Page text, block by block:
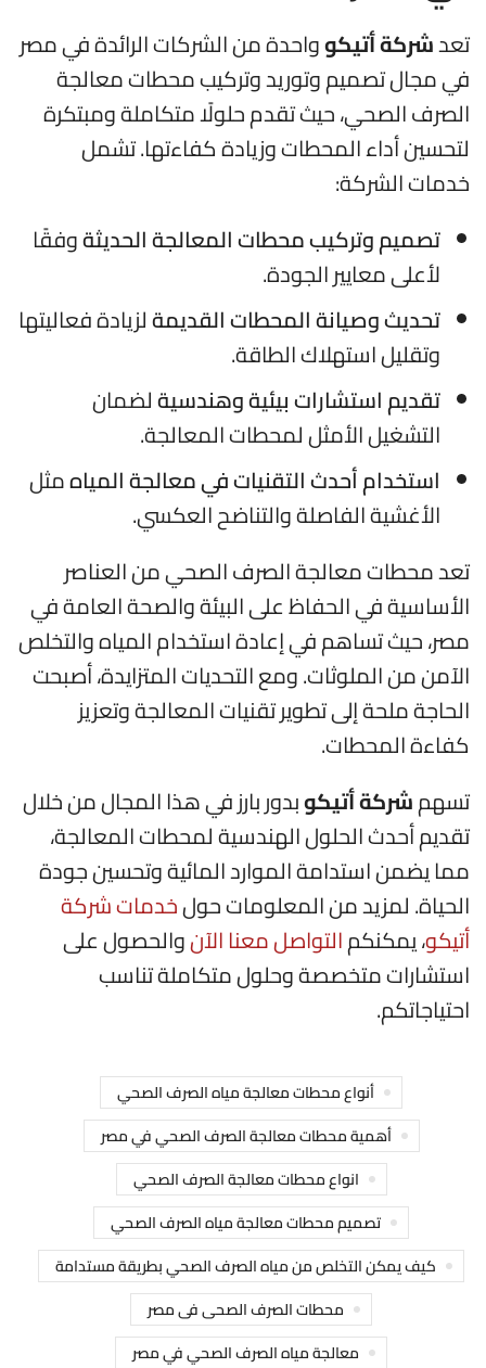
تعدشركة أتيكوواحدة من الشركات الرائدة في مصر
في مجال تصميم وتوريد وتركيب محطات معالجة
الصرف الصحي، حيث تقدم حلولًا متكاملة ومبتكرة
لتحسين أداء المحطات وزيادة كفاءتها. تشمل
خدمات الشركة:
تصميم وتركيب محطات المعالجة الحديثةوفقًا
لأعلى معايير الجودة.
تحديث وصيانة المحطات القديمةلزيادة فعاليتها
وتقليل استهلاك الطاقة.
تقديم استشارات بيئية وهندسيةلضمان
التشغيل الأمثل لمحطات المعالجة.
استخدام أحدث التقنيات في معالجة المياهمثل
الأغشية الفاصلة والتناضح العكسي.
تعد محطات معالجة الصرف الصحي من العناصر
الأساسية في الحفاظ على البيئة والصحة العامة في
مصر، حيث تساهم في إعادة استخدام المياه والتخلص
الآمن من الملوثات. ومع التحديات المتزايدة، أصبحت
الحاجة ملحة إلى تطوير تقنيات المعالجة وتعزيز
كفاءة المحطات.
تسهمشركة أتيكوبدور بارز في هذا المجال من خلال
تقديم أحدث الحلول الهندسية لمحطات المعالجة،
مما يضمن استدامة الموارد المائية وتحسين جودة
الحياة. لمزيد من المعلومات حولخدمات شركة
أتيكو، يمكنكمالتواصل معنا الآنوالحصول على
استشارات متخصصة وحلول متكاملة تناسب
احتياجاتكم.
أنواع محطات معالجة مياه الصرف الصحي
أهمية محطات معالجة الصرف الصحي في مصر
انواع محطات معالجة الصرف الصحي
تصميم محطات معالجة مياه الصرف الصحي
كيف يمكن التخلص من مياه الصرف الصحي بطريقة مستدامة
محطات الصرف الصحى فى مصر
معالجة مياه الصرف الصحي في مصر